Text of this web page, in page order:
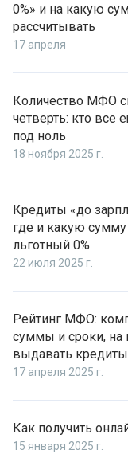
0%» и на какую
рассчитывать
17 апреля
Количество МФО
четверть: кто все
под ноль
18 ноября 2025 г.
Кредиты «до
где и какую
льготный 0%
22 июля 2025 г.
Рейтинг МФО:
суммы и сроки, на
выдавать кредиты
17 апреля 2025 г.
Как получить
15 января 2025 г.